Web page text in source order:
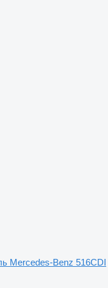
Mercedes-Benz 516CDI